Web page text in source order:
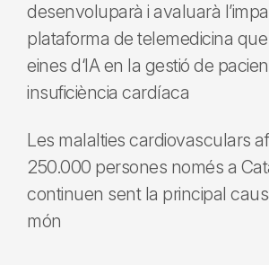
desenvoluparà i avaluarà
plataforma de telemedicina
eines d‘IA en la gestió de
insuficiència cardíaca
Les malalties cardiovasculars
250.000 persones només a
continuen sent la principal
món